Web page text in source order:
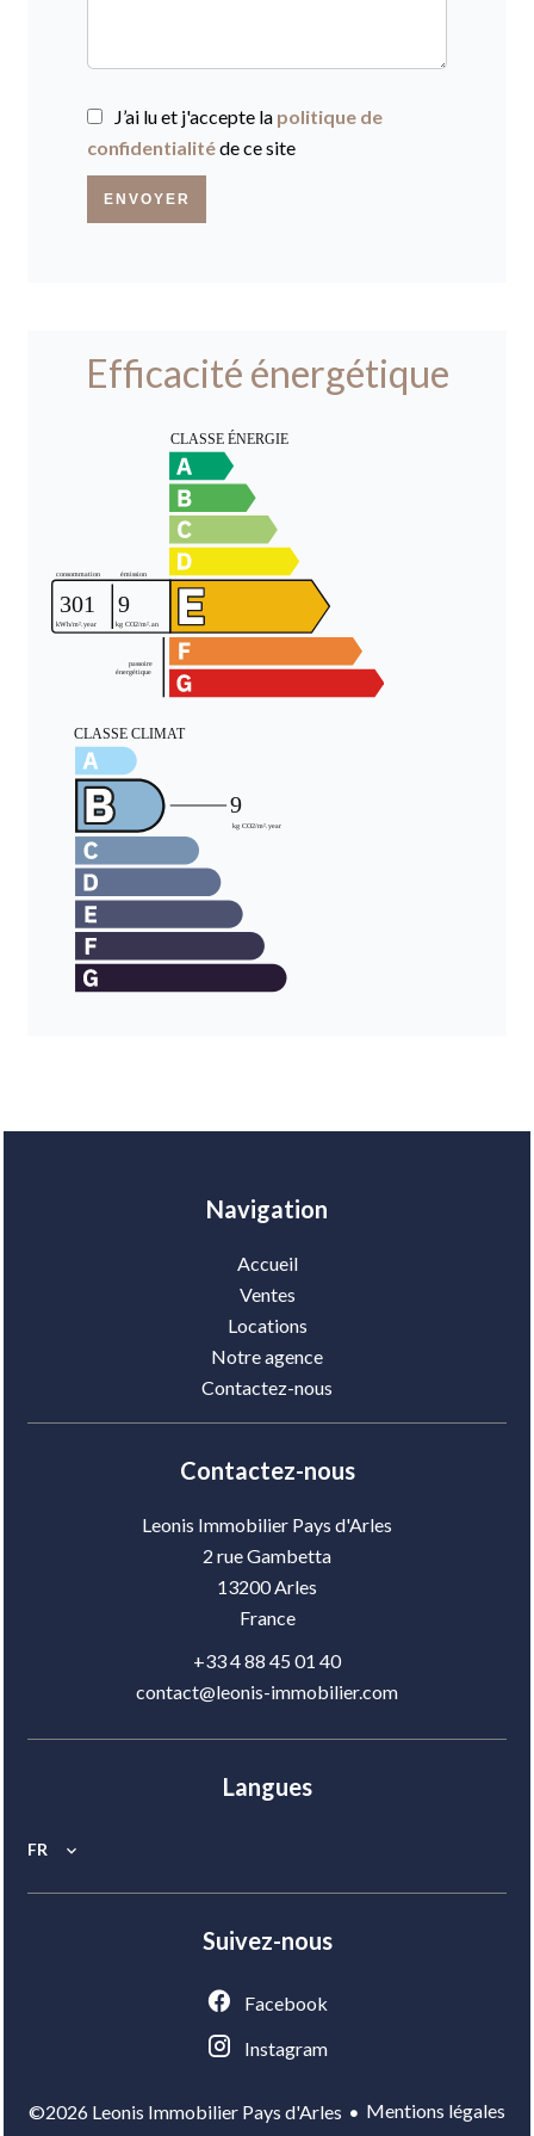
J’ai lu et j'accepte la politique de
confidentialitéde ce site
ENVOYER
Efficacité énergétique
Navigation
Accueil
Ventes
Locations
Notre agence
Contactez-nous
Contactez-nous
Leonis Immobilier Pays d'Arles
2 rue Gambetta
13200Arles
France
+33 4 88 45 01 40
contact@leonis-immobilier.com
Langues
FR
Suivez-nous
Facebook
Instagram
©2026 Leonis Immobilier Pays d'Arles
Mentions légales